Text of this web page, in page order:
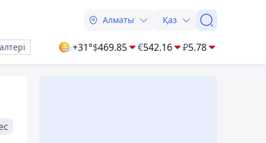
Алматы Қаз
+31°$469.85 €542.16 ₽5.78